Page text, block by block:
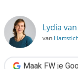
Lydia
van
Maak FW je